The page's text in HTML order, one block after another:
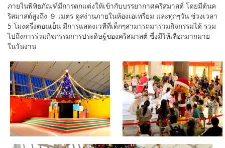
ภายในพิพิธภัณฑ์มีการตกแต่งให้เข้ากับบรรยากาศคริสมาสต์ โดยมีต้นค
ริสมาสต์สูงถึง ９ เมตร ดูสง่านภายในห้องเอเทรี่ยม และทุกๆวัน ช่วงเวลา
5 โมงครึ่งตอนเย็น มีการแสดงเวทีที่เด็กๆสามารถมาร่วมกิจกรรมได้ รวม
ไปถึงการร่วมกิจกรรมการประดิษฐ์ของคริสมาสต์ ซึ่งมีให้เลือกมากมาย
ในวันงาน